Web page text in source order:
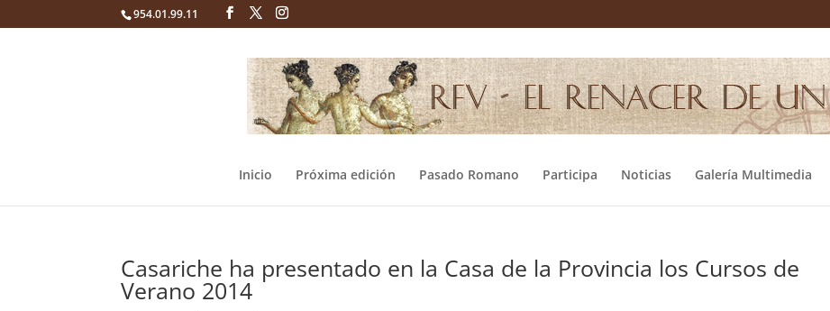
954.01.99.11
Inicio Próxima edición Pasado Romano Participa Noticias Galería Multimedia
Casariche ha presentado en la Casa de la Provincia los Cursos de
Verano 2014